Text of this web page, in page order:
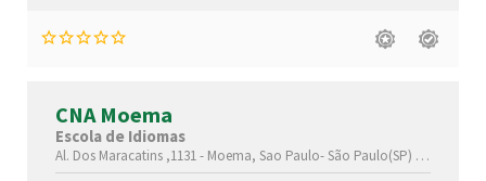
CNA Moema
Escola de Idiomas
Al. Dos Maracatins ,1131 - Moema, Sao Paulo-São Paulo(SP)